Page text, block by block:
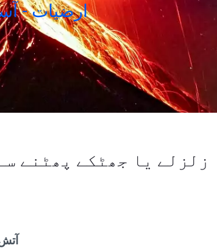
ارضیات -
زلزلے یا جھٹکے پھٹنے